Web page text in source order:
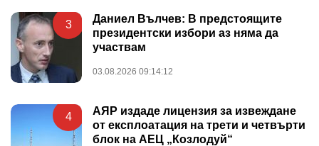
3
Даниел Вълчев: В предстоящите
президентски избори аз няма да
участвам
03.08.2026 09:14:12
4
АЯР издаде лицензия за извеждане
от експлоатация на трети и четвърти
блок на АЕЦ „Козлодуй“